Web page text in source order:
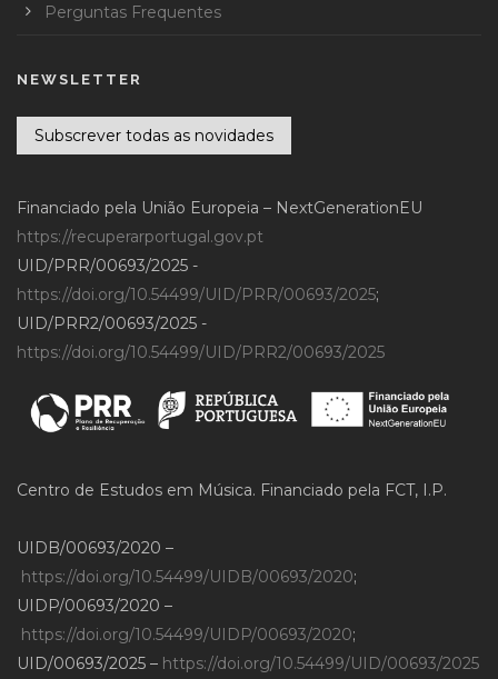
Perguntas Frequentes
NEWSLETTER
Subscrever todas as novidades
Financiado pela União Europeia – NextGenerationEU
https://recuperarportugal.gov.pt
UID/PRR/00693/2025 -
https://doi.org/10.54499/UID/PRR/00693/2025;
UID/PRR2/00693/2025 -
https://doi.org/10.54499/UID/PRR2/00693/2025
Centro de Estudos em Música. Financiado pela FCT, I.P.
UIDB/00693/2020 –
https://doi.org/10.54499/UIDB/00693/2020;
UIDP/00693/2020 –
https://doi.org/10.54499/UIDP/00693/2020;
UID/00693/2025 – https://doi.org/10.54499/UID/00693/2025